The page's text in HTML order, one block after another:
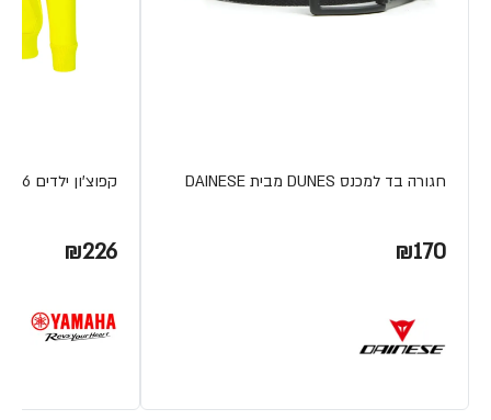
חגורה בד למכנס DUNES מבית DAINESE
₪170
קפוצ'ון ילדים THE DOCTOR 46
₪226